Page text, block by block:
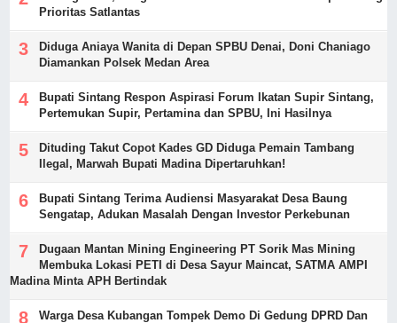
Prioritas Satlantas
Diduga Aniaya Wanita di Depan SPBU Denai, Doni Chaniago
Diamankan Polsek Medan Area
Bupati Sintang Respon Aspirasi Forum Ikatan Supir Sintang,
Pertemukan Supir, Pertamina dan SPBU, Ini Hasilnya
Dituding Takut Copot Kades GD Diduga Pemain Tambang
Ilegal, Marwah Bupati Madina Dipertaruhkan!
Bupati Sintang Terima Audiensi Masyarakat Desa Baung
Sengatap, Adukan Masalah Dengan Investor Perkebunan
Dugaan Mantan Mining Engineering PT Sorik Mas Mining
Membuka Lokasi PETI di Desa Sayur Maincat, SATMA AMPI
Madina Minta APH Bertindak
Warga Desa Kubangan Tompek Demo Di Gedung DPRD Dan